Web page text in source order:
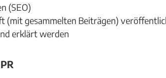
(SEO)
(mit gesammelten Beiträgen)
erklärt werden